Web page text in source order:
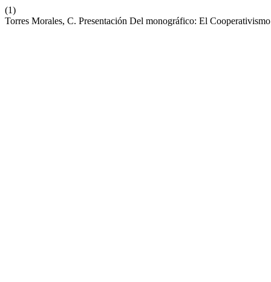
(1)
Torres Morales, C. Presentación Del monográfico: El